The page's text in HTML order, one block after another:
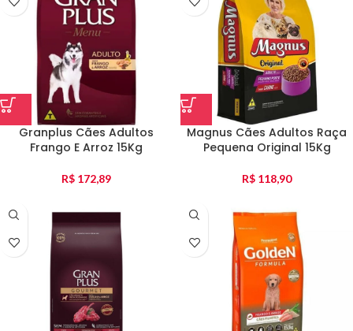
Granplus Cães Adultos
Frango E Arroz 15Kg
R$ 172,89
Magnus Cães Adultos Raça
Pequena Original 15Kg
R$ 118,90